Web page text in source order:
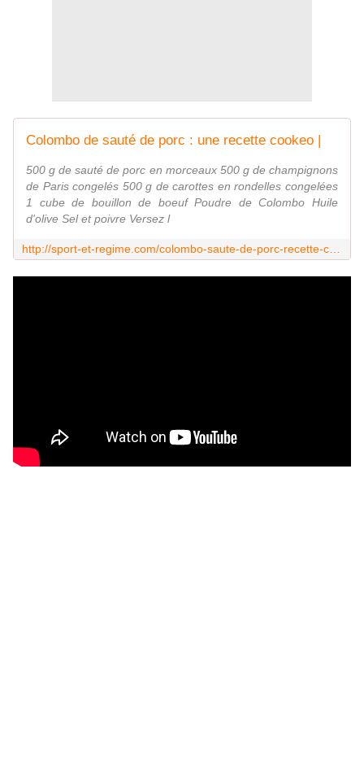
Colombo de sauté de porc : une recette cookeo |
500 g de sauté de porc en morceaux 500 g de champignons
de Paris congelés 500 g de carottes en rondelles congelées
1 cube de bouillon de boeuf Poudre de Colombo Huile
d'olive Sel et poivre Versez l